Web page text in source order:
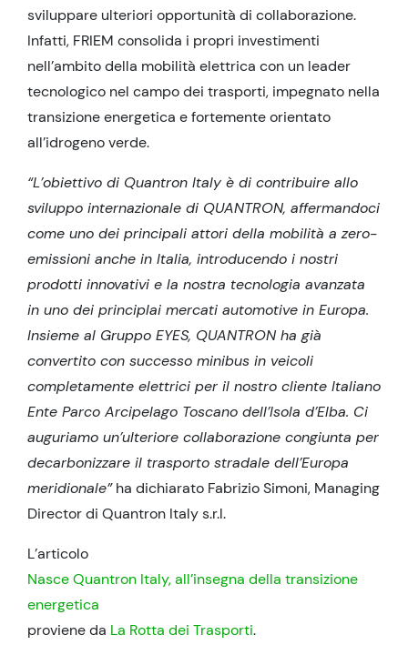
sviluppare ulteriori opportunità di collaborazione.
Infatti, FRIEM consolida i propri investimenti
nell’ambito della mobilità elettrica con un leader
tecnologico nel campo dei trasporti, impegnato nella
transizione energetica e fortemente orientato
all’idrogeno verde.
“L’obiettivo di Quantron Italy è di contribuire allo
sviluppo internazionale di QUANTRON, affermandoci
come uno dei principali attori della mobilità a zero-
emissioni anche in Italia, introducendo i nostri
prodotti innovativi e la nostra tecnologia avanzata
in uno dei principlai mercati automotive in Europa.
Insieme al Gruppo EYES, QUANTRON ha già
convertito con successo minibus in veicoli
completamente elettrici per il nostro cliente Italiano
Ente Parco Arcipelago Toscano dell’Isola d’Elba. Ci
auguriamo un’ulteriore collaborazione congiunta per
decarbonizzare il trasporto stradale dell’Europa
meridionale”ha dichiarato Fabrizio Simoni, Managing
Director di Quantron Italy s.r.l.
L’articolo
Nasce Quantron Italy, all’insegna della transizione
energetica
proviene da La Rotta dei Trasporti.